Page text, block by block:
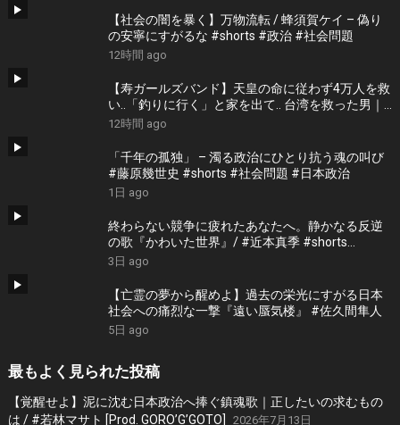
【社会の闇を暴く】万物流転 / 蜂須賀ケイ – 偽り
の安寧にすがるな #shorts #政治 #社会問題
12時間 ago
【寿ガールズバンド】天皇の命に従わず4万人を救
い..「釣りに行く」と家を出て.. 台湾を救った男｜
根本博『名もなき勝利』 by 寿STUDIO
12時間 ago
「千年の孤独」 – 濁る政治にひとり抗う魂の叫び
#藤原幾世史 #shorts #社会問題 #日本政治
1日 ago
終わらない競争に疲れたあなたへ。静かなる反逆
の歌『かわいた世界』/ #近本真季 #shorts
#music
3日 ago
【亡霊の夢から醒めよ】過去の栄光にすがる日本
社会への痛烈な一撃『遠い蜃気楼』 #佐久間隼人
5日 ago
最もよく見られた投稿
【覚醒せよ】泥に沈む日本政治へ捧ぐ鎮魂歌｜正したいの求むもの
は / #若林マサト [Prod. GORO’G’GOTO]
2026年7月13日